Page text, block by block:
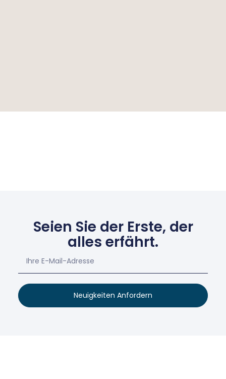
Seien Sie der Erste, der
alles erfährt.
Neuigkeiten Anfordern